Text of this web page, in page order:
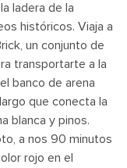
ladera de la
históricos. Viaja a
un conjunto de
transportarte a la
banco de arena
que conecta la
blanca y pinos.
a nos 90 minutos
rojo en el